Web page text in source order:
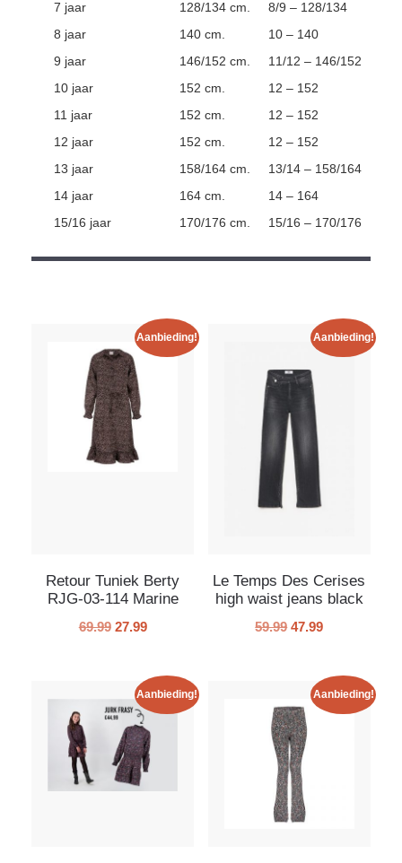
7 jaar 128/134 cm.
8/9 – 128/134
8 jaar
140 cm.
10 – 140
9 jaar
146/152 cm.
11/12 – 146/152
10 jaar
152 cm.
12 – 152
11 jaar
152 cm.
12 – 152
12 jaar
152 cm.
12 – 152
13 jaar
158/164 cm.
13/14 – 158/164
14 jaar
164 cm.
14 – 164
15/16 jaar
170/176 cm. 15/16 – 170/176
Aanbieding!
Retour Tuniek Berty
RJG-03-114 Marine
69.99 27.99
Aanbieding!
Le Temps Des Cerises
high waist jeans black
59.99 47.99
Aanbieding! Aanbieding!